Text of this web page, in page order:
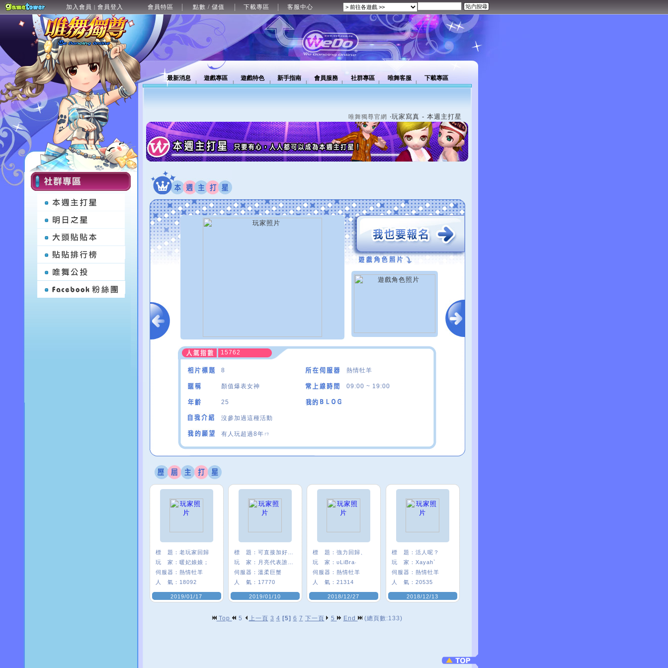
加入會員 | 會員登入 會員特區 點數 / 儲值 下載專區 客服中心
最新消息 遊戲專區 遊戲特色 新手指南 會員服務 社群專區 唯舞客服 下載專區
唯舞獨尊官網 ‧玩家寫真 - 本週主打星
15762
8 熱情牡羊
顏值爆表女神 09:00 ~ 19:00
25
沒參加過這種活動
有人玩超過8年ㄇ
標 題： 老玩家回歸
玩 家： 暖妃娘娘；
伺服器： 熱情牡羊
人 氣： 18092
2019/01/17
標 題：
玩 家：
伺服器： 溫柔巨蟹
人 氣： 17770
2019/01/10
標 題： 強力回歸、
玩 家： υLiBra‧
伺服器： 熱情牡羊
人 氣： 21314
2018/12/27
標 題： 活人呢？
玩 家： Xayah`
伺服器： 熱情牡羊
人 氣： 20535
2018/12/13
Top 5 上一頁 3 4 [5] 6 7 下一頁 5 End (總頁數:133)